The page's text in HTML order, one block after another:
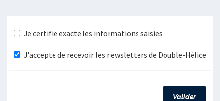
Je certifie exacte les informations saisies
J'accepte de recevoir les newsletters de Double-Hélice
Valider